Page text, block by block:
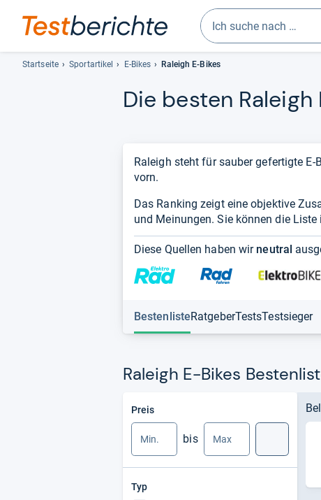
Geben
Sie
drei
Zeichen
erscheinen
lassen
sich
mit
den
Pfeiltasten
auswählen.
Startseite Sportartikel E-Bikes Raleigh E-Bikes
Die bes­ten
Raleigh steht für sauber gefertigte
vorn.
Das Ranking zeigt eine objektive
und Meinungen. Sie können die
Diese Quellen haben wir neutral
BestenlisteRatgeberTestsTestsieger
Raleigh E-Bikes
Preis
bis
Typ